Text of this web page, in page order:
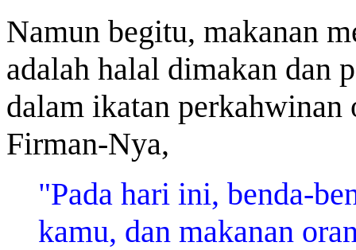
Namun begitu, makanan
adalah halal dimakan dan
dalam ikatan perkahwinan
Firman-Nya,
"Pada hari ini, benda-
kamu, dan makanan